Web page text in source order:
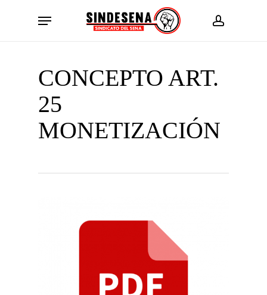
account
Menu
CONCEPTO ART.
25
MONETIZACIÓN